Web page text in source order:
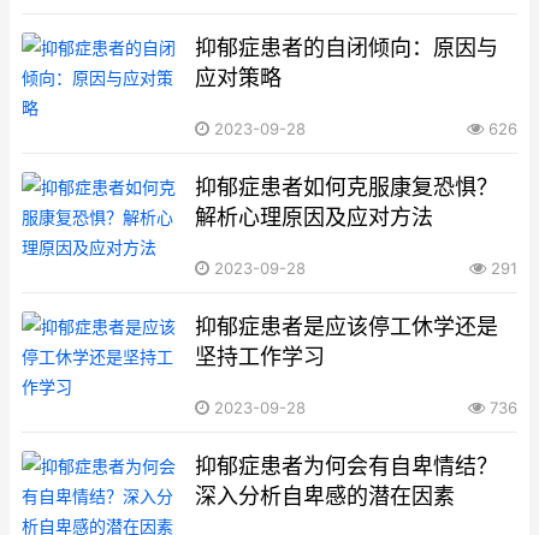
抑郁症患者的自闭倾向：原因与
应对策略
2023-09-28 626
抑郁症患者如何克服康复恐惧？
解析心理原因及应对方法
2023-09-28 291
抑郁症患者是应该停工休学还是
坚持工作学习
2023-09-28 736
抑郁症患者为何会有自卑情结？
深入分析自卑感的潜在因素